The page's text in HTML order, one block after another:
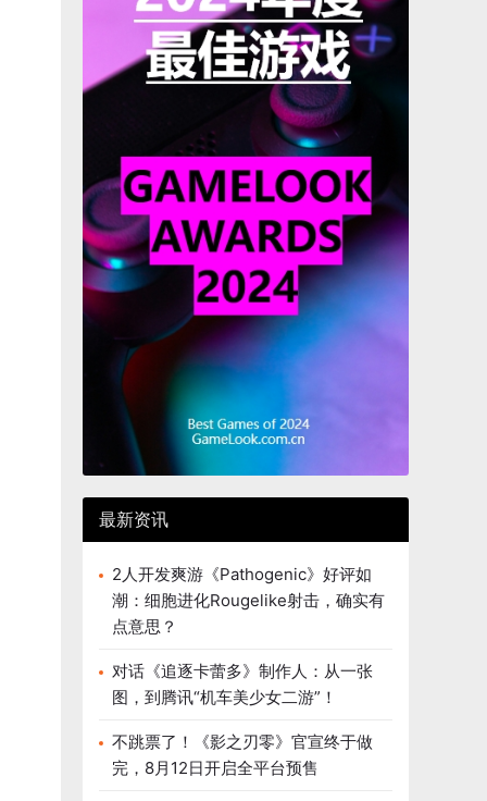
最新资讯
2人开发爽游《Pathogenic》好评如
潮：细胞进化Rougelike射击，确实有
点意思？
对话《追逐卡蕾多》制作人：从一张
图，到腾讯“机车美少女二游”！
不跳票了！《影之刃零》官宣终于做
完，8月12日开启全平台预售